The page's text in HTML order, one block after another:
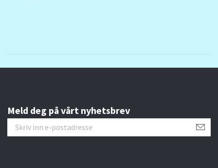
Meld deg på vårt nyhetsbrev